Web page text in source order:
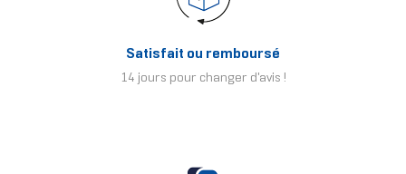
Satisfait ou remboursé
14 jours pour changer d'avis !